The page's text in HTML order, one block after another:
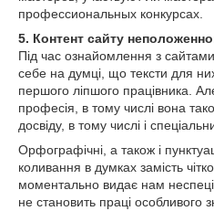
профессиональных конкурсах.
5. Контент сайту
Під час ознайомлення з
себе на думці, що тексти для
першого ліпшого працівника.
професія, в тому числі вона
досвіду, в тому числі і
Орфографічні, а також і
коливання в думках замість
моментально видає нам
не становить праці особливого